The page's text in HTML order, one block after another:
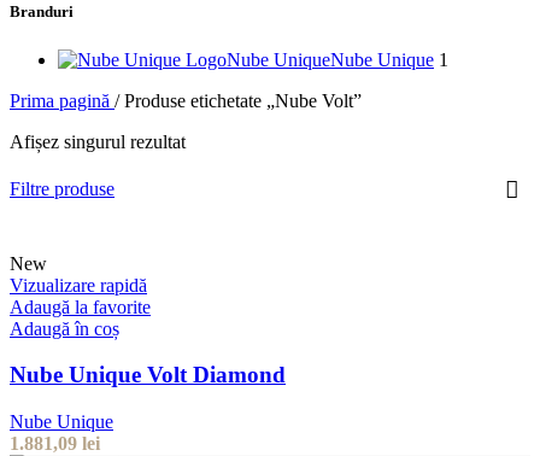
Branduri
Nube UniqueNube Unique 1
Prima pagină / Produse etichetate „Nube Volt”
Afișez singurul rezultat
Filtre produse
New
Vizualizare rapidă
Adaugă la favorite
Adaugă în coș
Nube Unique Volt Diamond
Nube Unique
1.881,09 lei